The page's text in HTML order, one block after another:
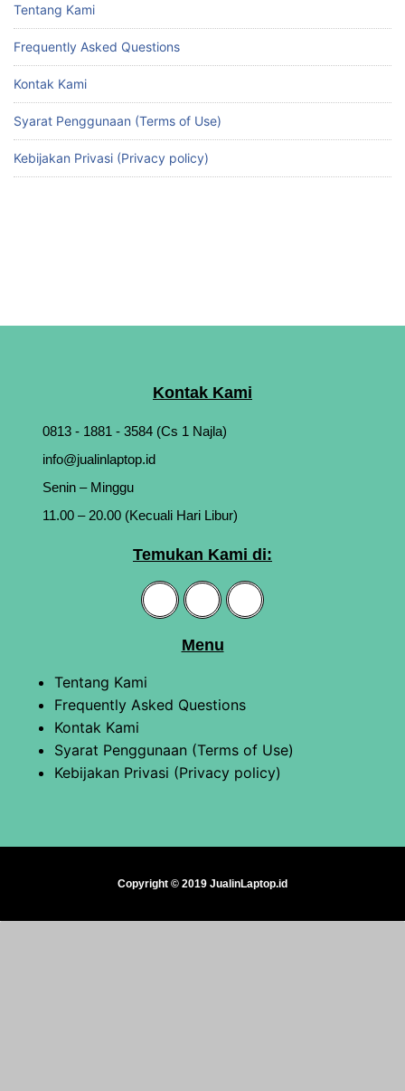
Tentang Kami
Frequently Asked Questions
Kontak Kami
Syarat Penggunaan (Terms of Use)
Kebijakan Privasi (Privacy policy)
Kontak Kami
0813 - 1881 - 3584 (Cs 1 Najla)
info@jualinlaptop.id
Senin – Minggu
11.00 – 20.00 (Kecuali Hari Libur)
Temukan Kami di:
Menu
Tentang Kami
Frequently Asked Questions
Kontak Kami
Syarat Penggunaan (Terms of Use)
Kebijakan Privasi (Privacy policy)
Copyright © 2019 JualinLaptop.id